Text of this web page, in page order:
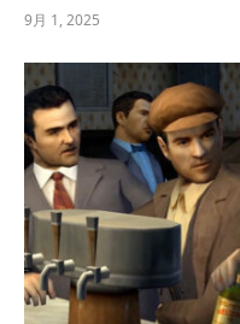
9月 1, 2025